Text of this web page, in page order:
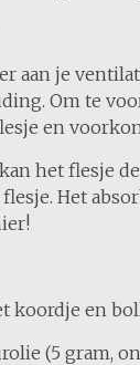
aan je
Om te
en
het flesje
Het
koordje en
(5 gram,